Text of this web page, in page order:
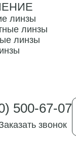
линзы
линзы
линзы
500-67-07
звонок